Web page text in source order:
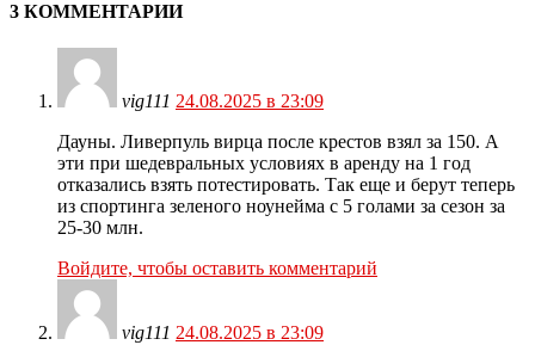
3 КОММЕНТАРИИ
vig111 24.08.2025 в 23:09
Дауны. Ливерпуль вирца после крестов взял за 150. А
эти при шедевральных условиях в аренду на 1 год
отказались взять потестировать. Так еще и берут теперь
из спортинга зеленого ноунейма с 5 голами за сезон за
25-30 млн.
Войдите, чтобы оставить комментарий
vig111 24.08.2025 в 23:09